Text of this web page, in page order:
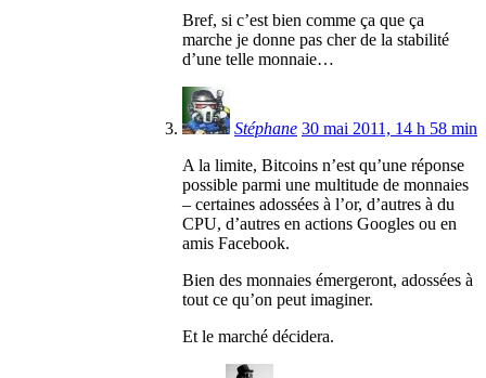
Bref, si c’est bien comme ça que ça
marche je donne pas cher de la stabilité
d’une telle monnaie…
Stéphane 30 mai 2011, 14 h 58 min
A la limite, Bitcoins n’est qu’une réponse
possible parmi une multitude de monnaies
– certaines adossées à l’or, d’autres à du
CPU, d’autres en actions Googles ou en
amis Facebook.
Bien des monnaies émergeront, adossées à
tout ce qu’on peut imaginer.
Et le marché décidera.